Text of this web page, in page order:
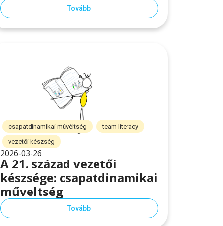
Tovább
csapatdinamikai művéltség team literacy
vezetői készség
2026-03-26
A 21. század vezetői
készsége: csapatdinamikai
műveltség
Tovább